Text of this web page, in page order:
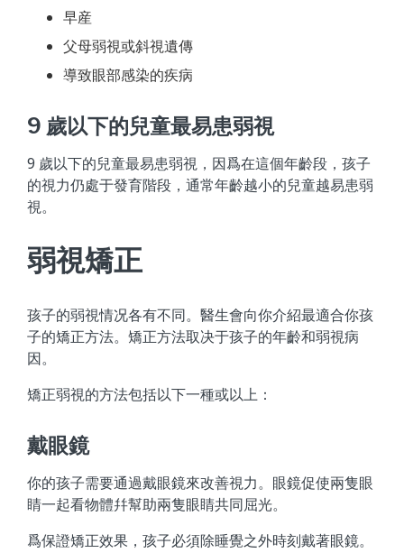
早産
父母弱視或斜視遺傳
導致眼部感染的疾病
9 歲以下的兒童最易患弱視
9 歲以下的兒童最易患弱視，因爲在這個年齡段，孩子
的視力仍處于發育階段，通常年齡越小的兒童越易患弱
視。
弱視矯正
孩子的弱視情况各有不同。醫生會向你介紹最適合你孩
子的矯正方法。矯正方法取决于孩子的年齡和弱視病
因。
矯正弱視的方法包括以下一種或以上：
戴眼鏡
你的孩子需要通過戴眼鏡來改善視力。眼鏡促使兩隻眼
睛一起看物體幷幫助兩隻眼睛共同屈光。
爲保證矯正效果，孩子必須除睡覺之外時刻戴著眼鏡。